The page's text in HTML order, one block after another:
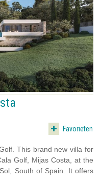
Favorieten
This brand new villa for
Golf, Mijas Costa, at the
South of Spain. It offers